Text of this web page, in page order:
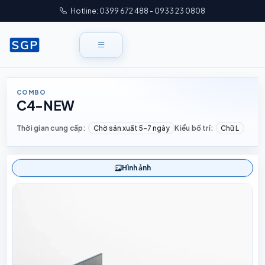
Hotline: 0399 672 488 - 0933 23 0808
COMBO
C4-NEW
Thời gian cung cấp: Chờ sản xuất 5–7 ngày Kiểu bố trí: Chữ L
Hình ảnh